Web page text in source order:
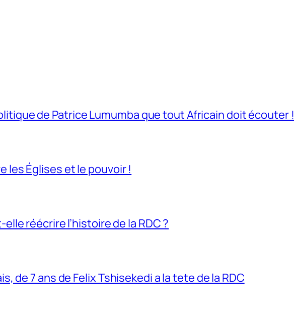
de Patrice Lumumba que tout Africain doit écouter !
les Églises et le pouvoir !
réécrire l’histoire de la RDC ?
de 7 ans de Felix Tshisekedi a la tete de la RDC